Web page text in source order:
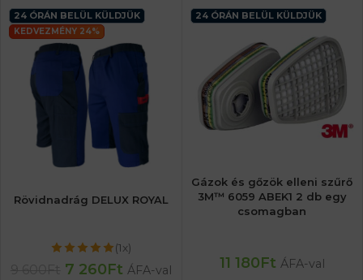
24 ÓRÁN BELÜL KÜLDJÜK
KEDVEZMÉNY 24%
Rövidnadrág DELUX ROYAL
(1x)
7 260Ft ÁFA-val
24 ÓRÁN BELÜL KÜLDJÜK
Gázok és gőzök elleni szűrő
3M™ 6059 ABEK1 2 db egy
csomagban
11 180Ft ÁFA-val